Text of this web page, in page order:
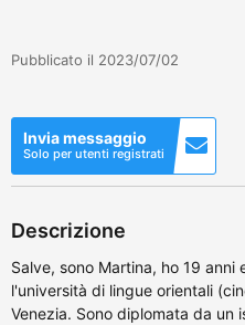
Pubblicato il 2023/07/02
Invia messaggio
Solo per utenti registrati
Descrizione
Salve, sono Martina, ho 19
l'università di lingue orientali
Venezia. Sono diplomata da un